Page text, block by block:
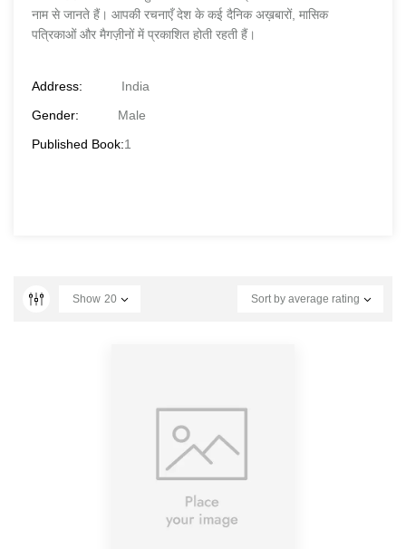
नाम से जानते हैं। आपकी रचनाएँ देश के कई दैनिक अख़बारों, मासिक
पत्रिकाओं और मैगज़ीनों में प्रकाशित होती रहती हैं।
Address:
India
Gender:
Male
Published Book:1
Sort by average rating
Show 20